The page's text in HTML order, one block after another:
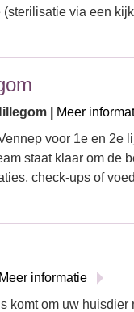
via een
|
Meer
voor 1e en 2e
staat klaar om de
check-ups of
Meer informatie
komt om uw huisdier